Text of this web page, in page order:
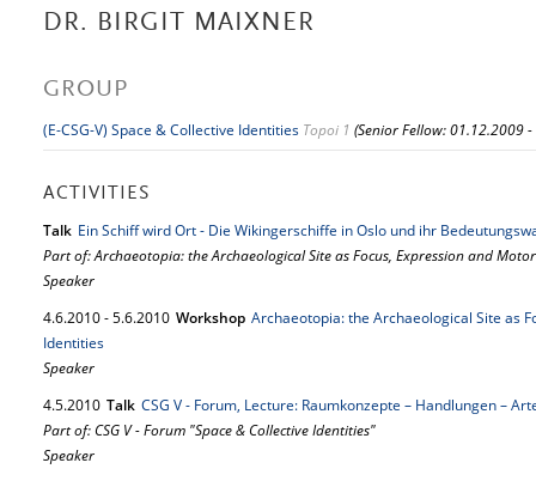
DR. BIRGIT MAIXNER
GROUP
(E-CSG-V) Space & Collective Identities Topoi 1 (Senior Fellow: 01.12.2009
ACTIVITIES
Talk Ein Schiff wird Ort - Die Wikingerschiffe in Oslo und ihr
Part of: Archaeotopia: the Archaeological Site as Focus, Expression and
Speaker
4.6.2010-5.6.2010 Workshop Archaeotopia: the Archaeological Site as
Identities
Speaker
4.5.2010 Talk CSG V - Forum, Lecture: Raumkonzepte – Handlungen –
Part of: CSG V - Forum "Space & Collective Identities"
Speaker